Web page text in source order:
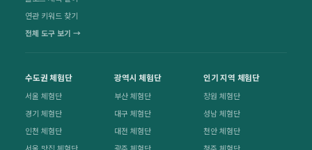
연관 키워드 찾기
전체 도구 보기 →
수도권 체험단
서울 체험단
경기 체험단
인천 체험단
서울 맛집 체험단
광역시 체험단
부산 체험단
대구 체험단
대전 체험단
광주 체험단
인기 지역 체험단
창원 체험단
성남 체험단
천안 체험단
청주 체험단